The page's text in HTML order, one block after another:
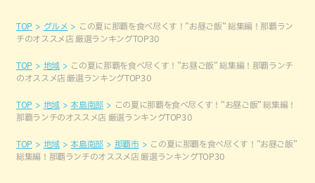
TOP グルメ
この夏に那覇を食べ尽くす！”お昼ご飯” 総集編！那覇ラン
チのオススメ店 厳選ランキングTOP30
TOP 地域
この夏に那覇を食べ尽くす！”お昼ご飯” 総集編！那覇ランチ
のオススメ店 厳選ランキングTOP30
TOP 地域 本島南部
この夏に那覇を食べ尽くす！”お昼ご飯” 総集編！
那覇ランチのオススメ店 厳選ランキングTOP30
TOP 地域 本島南部 那覇市
この夏に那覇を食べ尽くす！”お昼ご飯”
総集編！那覇ランチのオススメ店 厳選ランキングTOP30